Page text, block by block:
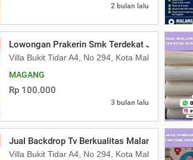
2 bulan lalu
Lowongan Prakerin Smk Terdekat Jurusan Rpl
Villa Bukit Tidar A4, No 294, Kota Malang
MAGANG
Rp 100.000
3 bulan lalu
Jual Backdrop Tv Berkualitas Malang Raya
Villa Bukit Tidar A4, No 294, Kota Malang